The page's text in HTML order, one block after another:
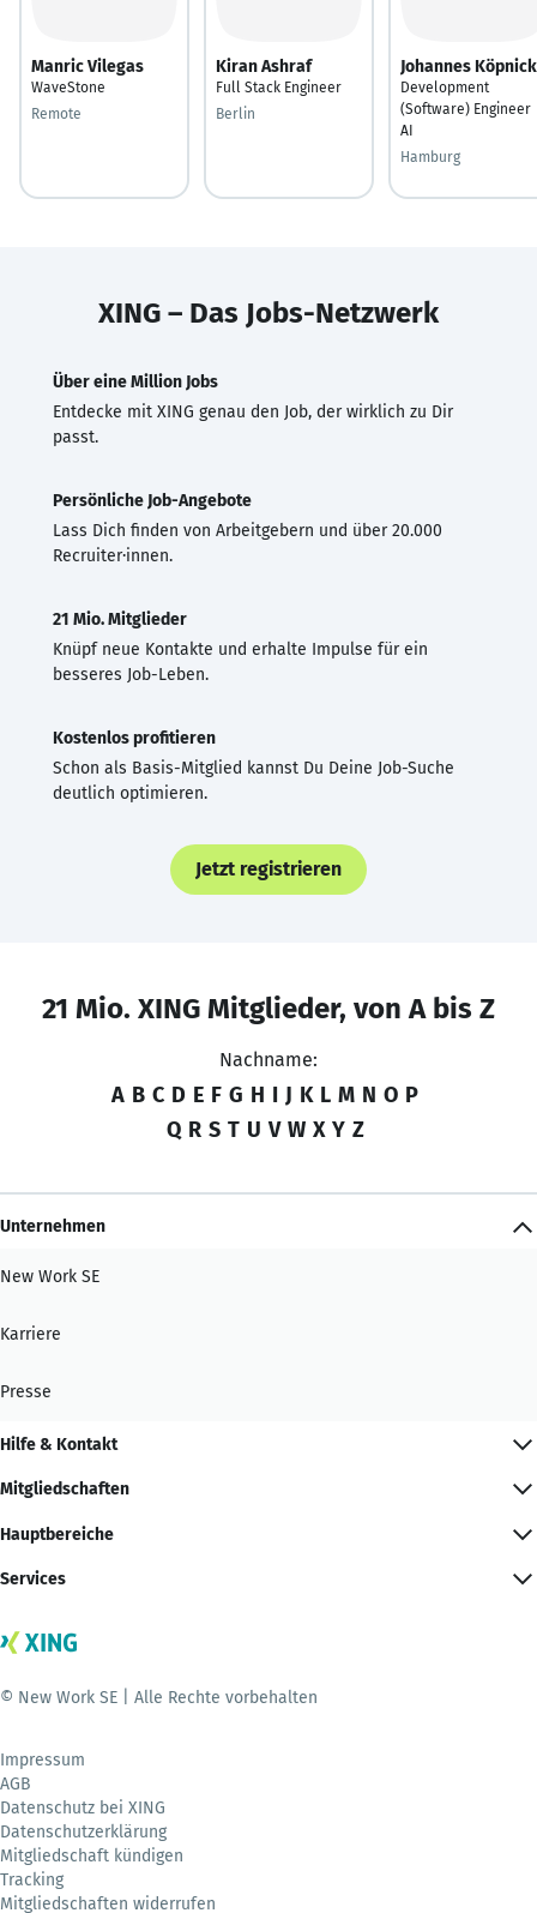
Manric Vilegas
WaveStone
Remote
Kiran Ashraf
Full Stack Engineer
Berlin
Johannes Köpnick
Development
(Software) Engineer
AI
Hamburg
XING – Das Jobs-Netzwerk
Über eine Million Jobs
Entdecke mit XING genau den Job, der wirklich zu Dir
passt.
Persönliche Job-Angebote
Lass Dich finden von Arbeitgebern und über 20.000
Recruiter·innen.
21 Mio. Mitglieder
Knüpf neue Kontakte und erhalte Impulse für ein
besseres Job-Leben.
Kostenlos profitieren
Schon als Basis-Mitglied kannst Du Deine Job-Suche
deutlich optimieren.
Jetzt registrieren
21 Mio. XING Mitglieder, von A bis Z
Nachname:
A B C D E F G H I J K L M N O P
Q R S T U V W X Y Z
Unternehmen
New Work SE
Karriere
Presse
Hilfe & Kontakt
Mitgliedschaften
Hauptbereiche
Services
© New Work SE | Alle Rechte vorbehalten
Impressum
AGB
Datenschutz bei XING
Datenschutzerklärung
Mitgliedschaft kündigen
Tracking
Mitgliedschaften widerrufen